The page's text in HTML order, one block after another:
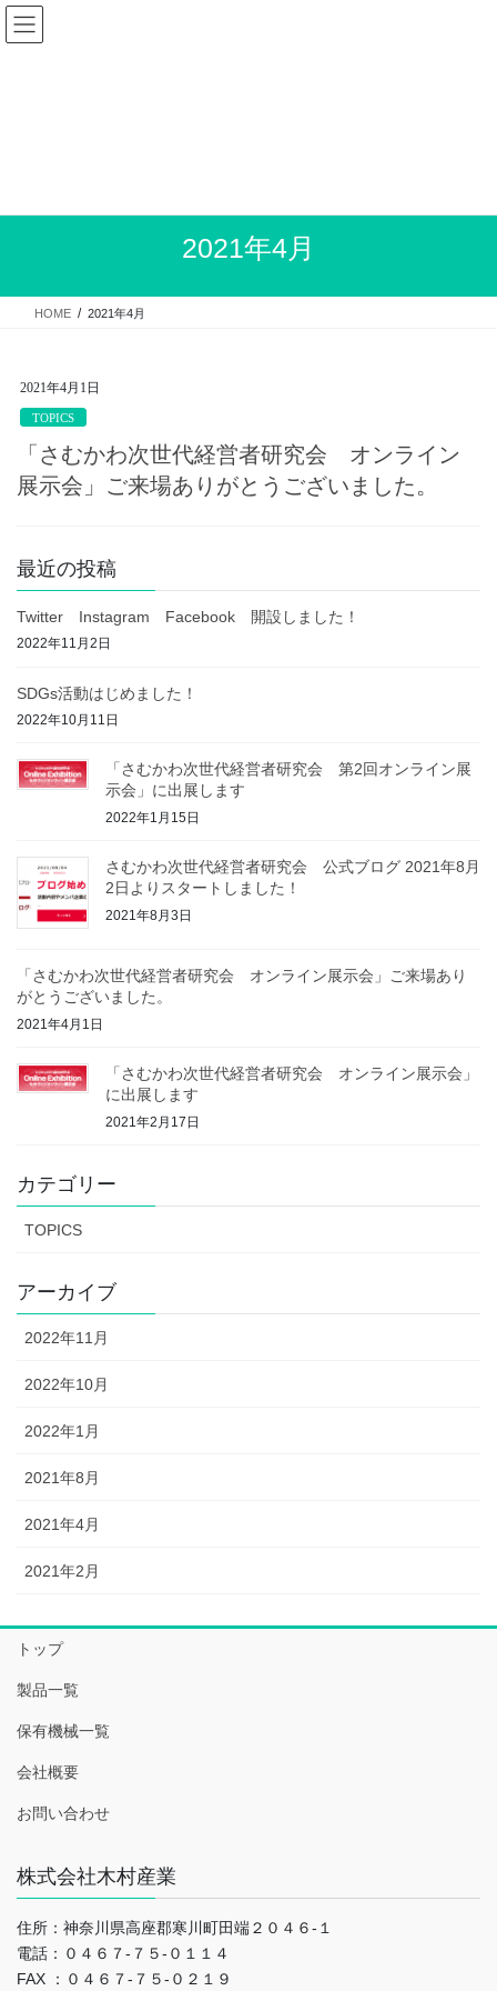
コ
ン
プ
ナ
ビ
動
2021年4月
HOME 2021年4月
2021年4月1日
TOPICS
「さむかわ次世代経営者研究会 オンライン
展示会」ご来場ありがとうございました。
最近の投稿
Twitter Instagram Facebook 開設しました！
2022年11月2日
SDGs活動はじめました！
2022年10月11日
「さむかわ次世代経営者研究会 第2回オンライン展
示会」に出展します
2022年1月15日
さむかわ次世代経営者研究会 公式ブログ 2021年8月
2日よりスタートしました！
2021年8月3日
「さむかわ次世代経営者研究会 オンライン展示会」ご来場あり
がとうございました。
2021年4月1日
「さむかわ次世代経営者研究会 オンライン展示会」
に出展します
2021年2月17日
カテゴリー
TOPICS
アーカイブ
2022年11月
2022年10月
2022年1月
2021年8月
2021年4月
2021年2月
トップ
製品一覧
保有機械一覧
会社概要
お問い合わせ
株式会社木村産業
住所：神奈川県高座郡寒川町田端２０４６-１
電話：０４６７-７５-０１１４
FAX ：０４６７-７５-０２１９